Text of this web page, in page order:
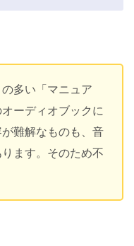
多い「マニュア
ーディオブックに
難解なものも、音
ます。そのため不